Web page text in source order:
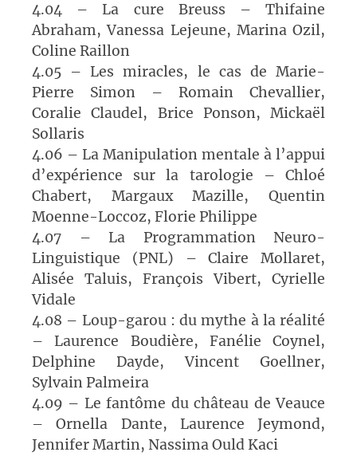
4.04 – La cure Breuss – Thifaine
Abraham, Vanessa Lejeune, Marina Ozil,
Coline Raillon
4.05 – Les miracles, le cas de Marie-
Pierre Simon – Romain Chevallier,
Coralie Claudel, Brice Ponson, Mickaël
Sollaris
4.06 – La Manipulation mentale à l’appui
d’expérience sur la tarologie – Chloé
Chabert, Margaux Mazille, Quentin
Moenne-Loccoz, Florie Philippe
4.07 – La Programmation Neuro-
Linguistique (PNL) – Claire Mollaret,
Alisée Taluis, François Vibert, Cyrielle
Vidale
4.08 – Loup-garou : du mythe à la réalité
– Laurence Boudière, Fanélie Coynel,
Delphine Dayde, Vincent Goellner,
Sylvain Palmeira
4.09 – Le fantôme du château de Veauce
– Ornella Dante, Laurence Jeymond,
Jennifer Martin, Nassima Ould Kaci